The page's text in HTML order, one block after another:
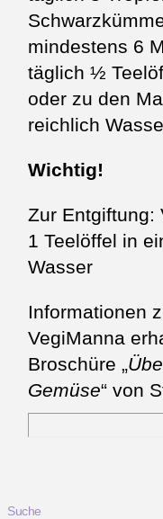
mindestens 6
täglich ½
oder zu den
reichlich
Wichtig!
Zur Entgiftung:
1 Teelöffel in
Wasser
Informationen
VegiManna
Broschüre „
Gemüse“ von
Suche